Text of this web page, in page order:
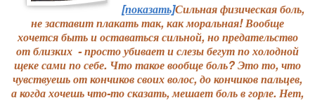
[показать]Сильная физическая боль,
не заставит плакать так, как моральная! Вообще
хочется быть и оставаться сильной, но предательство
от близких - просто убивает и слезы бегут по холодной
щеке сами по себе. Что такое вообще боль? Это то, что
чувствуешь от кончиков своих волос, до кончиков пальцев,
а когда хочешь что-то сказать, мешает боль в горле. Нет,